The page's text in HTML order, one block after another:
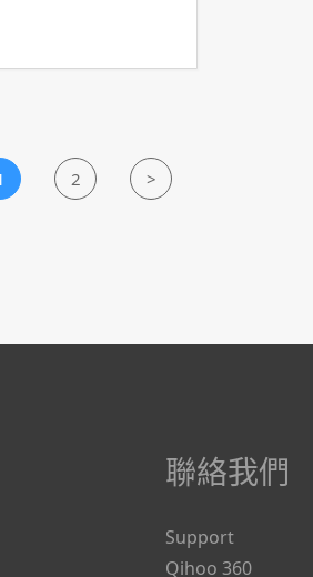
2 >
聯絡我們
Support
Qihoo 360